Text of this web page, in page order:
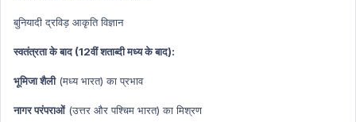
Human Geography Hindi
Economics
Economics Hindi
Health
बुनियादी द्रविड़ आकृति विज्ञान
स्वतंत्रता के बाद (12वीं शताब्दी मध्य के बाद):
भूमिजा शैली(मध्य भारत) का प्रभाव
नागर परंपराओं(उत्तर और पश्चिम भारत) का मिश्रण